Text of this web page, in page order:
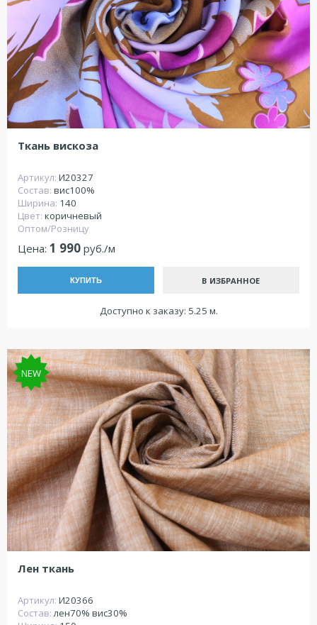
Ткань вискоза
Артикул: И20327
Состав: вис100%
Ширина: 140
Цвет: коричневый
Оптом/Розницу
Цена: 1 990 руб./м
КУПИТЬ В ИЗБРАННОЕ
Доступно к заказу: 5.25 м.
NEW
Лен ткань
Артикул: И20366
Состав:лен70% вис30%